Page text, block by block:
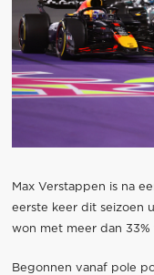
Max Verstappen is na
eerste keer dit seizoen
won met meer dan
Begonnen vanaf pole